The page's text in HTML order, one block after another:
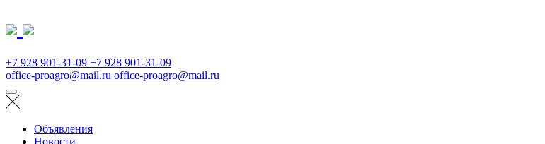
+7 928 901-31-09 +7 928 901-31-09
office-proagro@mail.ru office-proagro@mail.ru
Объявления
Новости